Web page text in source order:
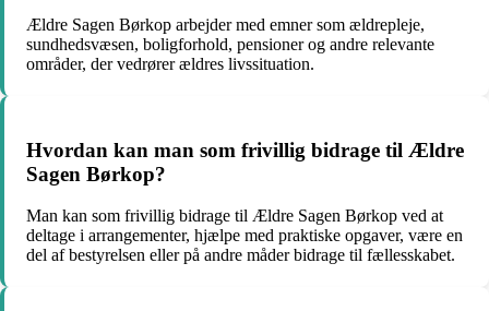
Ældre Sagen Børkop arbejder med emner som ældrepleje,
sundhedsvæsen, boligforhold, pensioner og andre relevante
områder, der vedrører ældres livssituation.
Hvordan kan man som frivillig bidrage til Ældre
Sagen Børkop?
Man kan som frivillig bidrage til Ældre Sagen Børkop ved at
deltage i arrangementer, hjælpe med praktiske opgaver, være en
del af bestyrelsen eller på andre måder bidrage til fællesskabet.